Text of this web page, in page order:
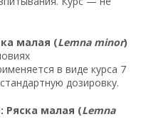
малая (Lemna minor)
в виде курса 7
дозировку.
Ряска малая (Lemna